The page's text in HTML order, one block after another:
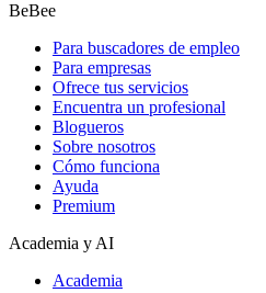
BeBee
Para buscadores de empleo
Para empresas
Ofrece tus servicios
Encuentra un profesional
Blogueros
Sobre nosotros
Cómo funciona
Ayuda
Premium
Academia y AI
Academia